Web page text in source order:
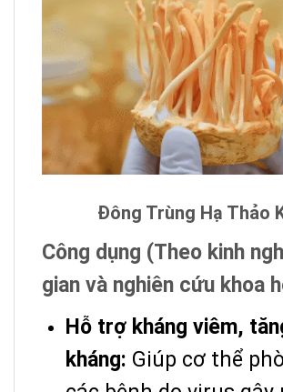
Đông Trùng Hạ Thảo
Công dụng (Theo kinh
gian và nghiên cứu khoa
Hỗ trợ kháng viêm,
kháng: Giúp cơ thể